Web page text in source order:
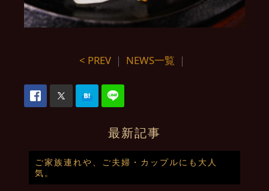
< PREV ｜ NEWS一覧 ｜
最新記事
ご家族連れや、ご夫婦・カップルにも大人
気。